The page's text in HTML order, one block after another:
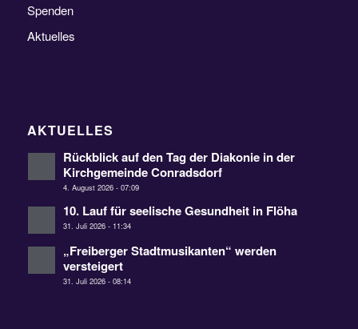
Spenden
Aktuelles
AKTUELLES
Rückblick auf den Tag der Diakonie in der
Kirchgemeinde Conradsdorf
4. August 2026 - 07:09
10. Lauf für seelische Gesundheit in Flöha
31. Juli 2026 - 11:34
„Freiberger Stadtmusikanten“ werden
versteigert
31. Juli 2026 - 08:14